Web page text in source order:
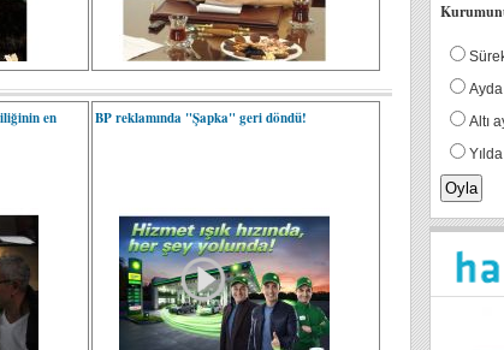
en
BP reklamında "Şapka" geri döndü!
Altı